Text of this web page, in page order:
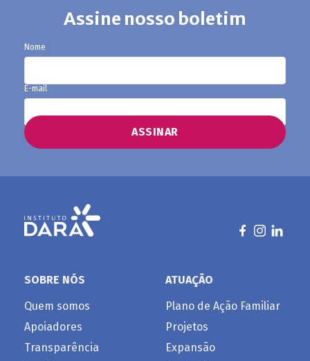
Assine nosso boletim
Nome
E-mail
SOBRE NÓS
Quem somos
Apoiadores
Transparência
ATUAÇÃO
Plano de Ação Familiar
Projetos
Expansão